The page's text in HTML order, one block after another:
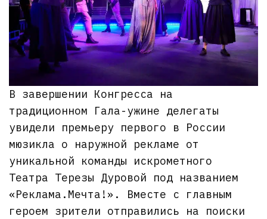
В завершении Конгресса на
традиционном Гала-ужине делегаты
увидели премьеру первого в России
мюзикла о наружной рекламе от
уникальной команды искрометного
Театра Терезы Дуровой под названием
«Реклама.Мечта!». Вместе с главным
героем зрители отправились на поиски